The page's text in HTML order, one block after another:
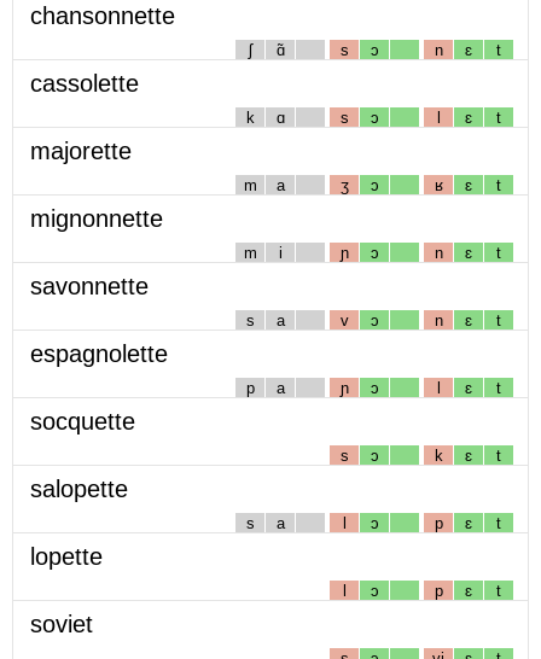
chansonnette
ʃ ɑ̃ s ɔ n ɛ t
cassolette
k ɑ s ɔ l ɛ t
majorette
m a ʒ ɔ ʁ ɛ t
mignonnette
m i ɲ ɔ n ɛ t
savonnette
s a v ɔ n ɛ t
espagnolette
p a ɲ ɔ l ɛ t
socquette
s ɔ k ɛ t
salopette
s a l ɔ p ɛ t
lopette
l ɔ p ɛ t
soviet